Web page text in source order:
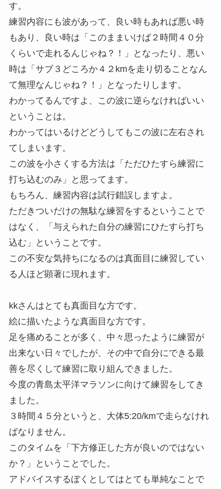
す。
練習内容にも波があって、良い時もあれば悪い時
もあり、良い時は「このままいけば２時間４０分
くらいで走れるんじゃね？！」となったり、悪い
時は「サブ３どころか４２kmを走り切ることなん
て無理なんじゃね？！」となったりします。
わかってるんですよ、この波に逆らなければいい
ということは。
わかってはいるけどどうしてもこの波に左右され
てしまいます。
この波を小さくする方法は「ただひたすら練習に
打ち込むのみ」と思ってます。
もちろん、練習内容は試行錯誤しますよ。
ただきついだけの無駄な練習をするということで
はなく、「与えられた自分の練習にひたすら打ち
込む」ということです。
この不安な気持ちになるのは真面目に練習してい
る人ほど顕著に現れます。
kkさんはとても真面目な方です。
絵に描いたような真面目な方です。
足を痛めることが多く、中々思ったように練習が
出来ない日々でしたが、その中で自分にできる最
善を尽くして練習に取り組んできました。
今度の青島太平洋マラソンに向けて練習をしてき
ました。
３時間４５分というと、大体5:20/kmで走らなけれ
ばなりません。
このタイムを「下方修正した方が良いのではない
か？」ということでした。
アドバイスするぼくとしてはとても単純なことで